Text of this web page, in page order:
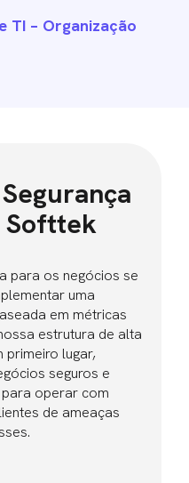
TI – Organização
Softtek
para os negócios se
uma
em métricas
estrutura de alta
primeiro lugar,
seguros e
operar com
de ameaças